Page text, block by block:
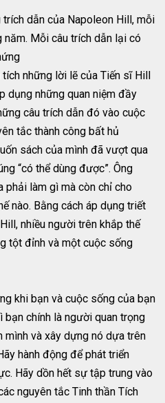
dẫn của Napoleon Hill, mỗi
năm. Mỗi câu trích dẫn lại có
những lời lẽ của Tiến sĩ Hill
dụng những quan niệm đầy
câu trích dẫn đó vào cuộc
tắc thành công bất hủ
sách của mình đã vượt qua
“có thể dùng được”. Ông
phải làm gì mà còn chỉ cho
nào. Bằng cách áp dụng triết
nhiều người trên khắp thế
tột đỉnh và một cuộc sống
khi bạn và cuộc sống của bạn
bạn chính là người quan trọng
mình và xây dựng nó dựa trên
hành động để phát triển
Hãy dồn hết sự tập trung vào
nguyên tắc Tinh thần Tích